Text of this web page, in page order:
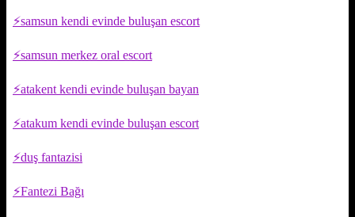
samsun kendi evinde buluşan escort
samsun merkez oral escort
atakent kendi evinde buluşan bayan
atakum kendi evinde buluşan escort
duş fantazisi
Fantezi Bağı